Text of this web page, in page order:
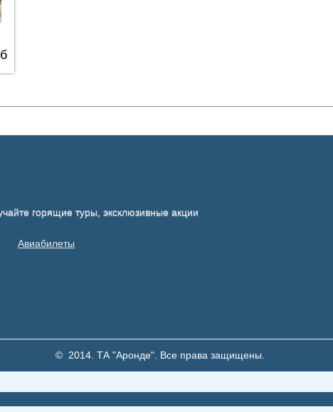
горящие туры, эксклюзивные акции
Авиабилеты
© 2014. ТА "Аронде". Все права защищены.